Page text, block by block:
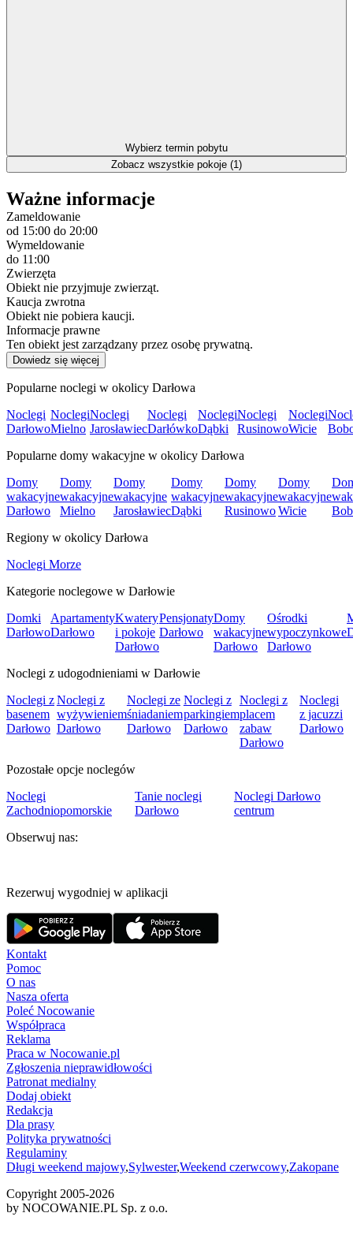
Wybierz termin pobytu
Zobacz wszystkie pokoje (1)
Ważne informacje
Zameldowanie
od 15:00 do 20:00
Wymeldowanie
do 11:00
Zwierzęta
Obiekt nie przyjmuje zwierząt.
Kaucja zwrotna
Obiekt nie pobiera kaucji.
Informacje prawne
Ten obiekt jest zarządzany przez osobę prywatną.
Dowiedz się więcej
Popularne noclegi w okolicy Darłowa
Noclegi
Darłowo
Noclegi
Mielno
Noclegi
Jarosławiec
Noclegi
Darłówko
Noclegi
Dąbki
Noclegi
Rusinowo
Noclegi
Wicie
Popularne domy wakacyjne w okolicy Darłowa
Domy
wakacyjne
Darłowo
Domy
wakacyjne
Mielno
Domy
wakacyjne
Jarosławiec
Domy
wakacyjne
Dąbki
Domy
wakacyjne
Rusinowo
Domy
wakacyjne
Wicie
Regiony w okolicy Darłowa
Noclegi Morze
Kategorie noclegowe w Darłowie
Domki
Darłowo
Apartamenty
Darłowo
Kwatery
i pokoje
Darłowo
Pensjonaty
Darłowo
Domy
wakacyjne
Darłowo
Ośrodki
wypoczynkowe
Darłowo
Noclegi z udogodnieniami w Darłowie
Noclegi z
basenem
Darłowo
Noclegi z
wyżywieniem
Darłowo
Noclegi ze
śniadaniem
Darłowo
Noclegi z
parkingiem
Darłowo
Noclegi z
placem
zabaw
Darłowo
Noclegi
z jacuzzi
Darłowo
Pozostałe opcje noclegów
Noclegi
Zachodniopomorskie
Tanie noclegi
Darłowo
Noclegi Darłowo
centrum
Obserwuj nas:
Rezerwuj wygodniej w aplikacji
Kontakt
Pomoc
O nas
Nasza oferta
Poleć Nocowanie
Współpraca
Reklama
Praca w Nocowanie.pl
Zgłoszenia nieprawidłowości
Patronat medialny
Dodaj obiekt
Redakcja
Dla prasy
Polityka prywatności
Regulaminy
Długi weekend majowy,Sylwester,Weekend czerwcowy,Zakopane
Copyright 2005-2026
by NOCOWANIE.PL Sp. z o.o.